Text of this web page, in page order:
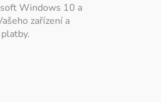
Windows 10 a
zařízení a